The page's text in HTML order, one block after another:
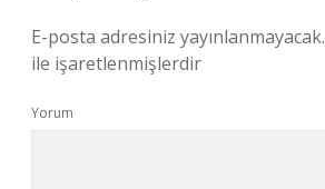
E-posta adresiniz yayınlanmayacak.
ile işaretlenmişlerdir
Yorum